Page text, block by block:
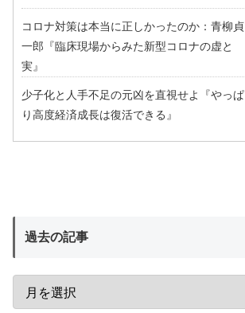
コロナ対策は本当に正しかったのか：青柳貞
一郎『臨床現場からみた新型コロナの虚と
実』
少子化と人手不足の元凶を直視せよ『やっぱ
り高度経済成長は復活できる』
過去の記事